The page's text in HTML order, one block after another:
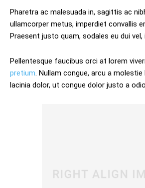
Pharetra ac malesuada in, sagittis ac
ullamcorper metus, imperdiet convallis
Praesent justo quam, sodales eu dui
Pellentesque faucibus orci at lorem
pretium. Nullam congue, arcu a
lacinia dolor, ut congue dolor justo a